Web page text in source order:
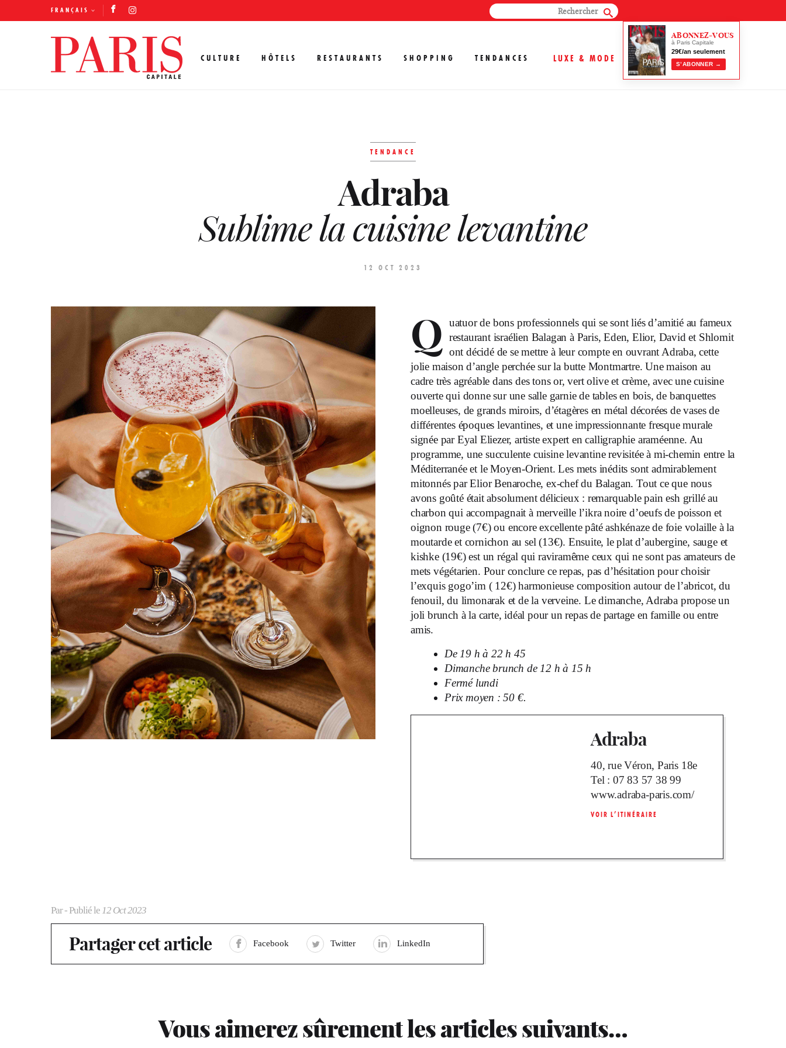
FRANÇAIS
CULTURE HÔTELS RESTAURANTS SHOPPING TENDANCES LUXE & MODE
ABONNEZ-VOUS
à Paris Capitale
29€/an seulement
S’ABONNER →
TENDANCE
Adraba
Sublime la cuisine levantine
12 OCT 2023
Q uatuor de bons professionnels qui se sont liés d’amitié au fameux
restaurant israélien Balagan à Paris, Eden, Elior, David et Shlomit
ont décidé de se mettre à leur compte en ouvrant Adraba, cette
jolie maison d’angle perchée sur la butte Montmartre. Une maison au
cadre très agréable dans des tons or, vert olive et crème, avec une cuisine
ouverte qui donne sur une salle garnie de tables en bois, de banquettes
moelleuses, de grands miroirs, d’étagères en métal décorées de vases de
différentes époques levantines, et une impressionnante fresque murale
signée par Eyal Eliezer, artiste expert en calligraphie araméenne. Au
programme, une succulente cuisine levantine revisitée à mi-chemin entre la
Méditerranée et le Moyen-Orient. Les mets inédits sont admirablement
mitonnés par Elior Benaroche, ex-chef du Balagan. Tout ce que nous
avons goûté était absolument délicieux : remarquable pain esh grillé au
charbon qui accompagnait à merveille l’ikra noire d’oeufs de poisson et
oignon rouge (7€) ou encore excellente pâté ashkénaze de foie volaille à la
moutarde et cornichon au sel (13€). Ensuite, le plat d’aubergine, sauge et
kishke (19€) est un régal qui raviramême ceux qui ne sont pas amateurs de
mets végétarien. Pour conclure ce repas, pas d’hésitation pour choisir
l’exquis gogo’im ( 12€) harmonieuse composition autour de l’abricot, du
fenouil, du limonarak et de la verveine. Le dimanche, Adraba propose un
joli brunch à la carte, idéal pour un repas de partage en famille ou entre
amis.
De 19 h à 22 h 45
Dimanche brunch de 12 h à 15 h
Fermé lundi
Prix moyen : 50 €.
Adraba
40, rue Véron, Paris 18e
Tel : 07 83 57 38 99
www.adraba-paris.com/
VOIR L’ITINÉRAIRE
Par- Publié le 12 Oct 2023
Partager cet article Facebook Twitter LinkedIn
Vous aimerez sûrement les articles suivants…